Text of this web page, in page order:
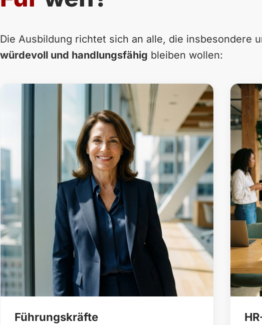
Die Ausbildung richtet sich an alle, die insbesondere
würdevoll und handlungsfähig bleiben wollen:
Führungskräfte